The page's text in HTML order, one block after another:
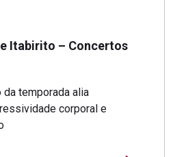
Itabirito – Concertos
da temporada alia
corporal e